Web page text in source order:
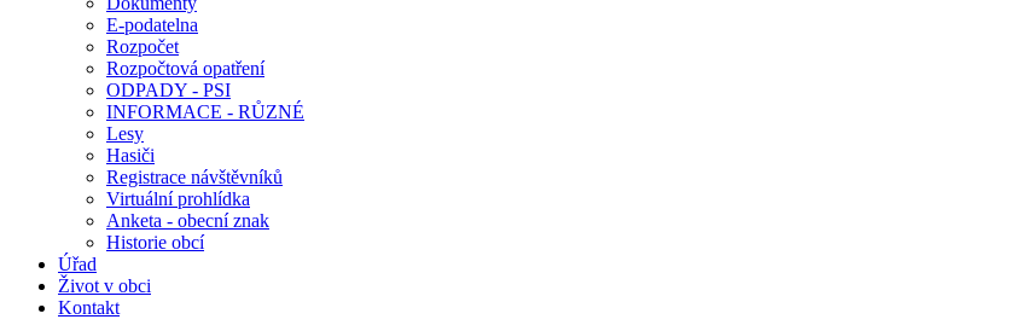
E-podatelna
Rozpočet
Rozpočtová opatření
ODPADY - PSI
INFORMACE - RŮZNÉ
Lesy
Hasiči
Registrace návštěvníků
Virtuální prohlídka
Anketa - obecní znak
Historie obcí
Úřad
Život v obci
Kontakt